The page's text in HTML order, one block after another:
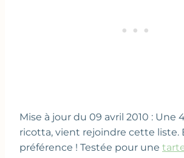
Mise à jour du 09 avril 2010 : Une
ricotta, vient rejoindre cette liste.
préférence ! Testée pour une